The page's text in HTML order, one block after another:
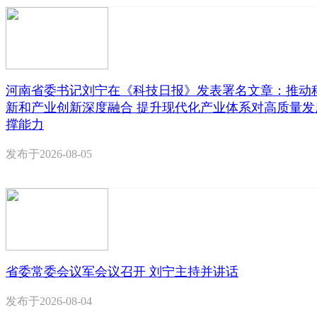
河南省委书记刘宁在《科技日报》发表署名文章：推动
新和产业创新深度融合 提升现代化产业体系对高质量
撑能力
发布于2026-08-05
省委常委会议军会议召开 刘宁主持并讲话
发布于2026-08-04